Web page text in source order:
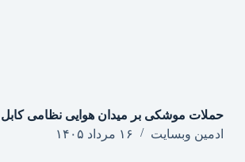
حملات موشکی بر میدان هوایی نظامی کابل
ادمین وبسایت
۱۶ مرداد ۱۴۰۵